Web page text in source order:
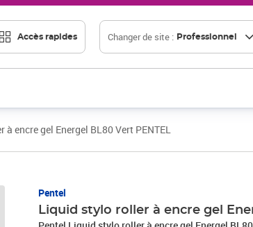
Accès rapides Changer de site : Professionnel
encre gel Energel BL80 Vert PENTEL
Pentel
Liquid stylo roller à encre gel
Prix 4,70€